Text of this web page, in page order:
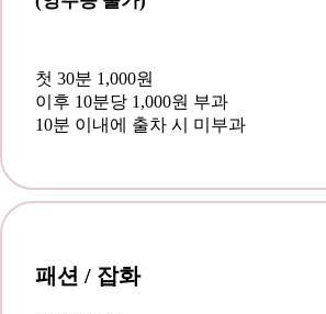
첫 30분 1,000원
이후 10분당 1,000원 부과
10분 이내에 출차 시 미부과
패션 / 잡화